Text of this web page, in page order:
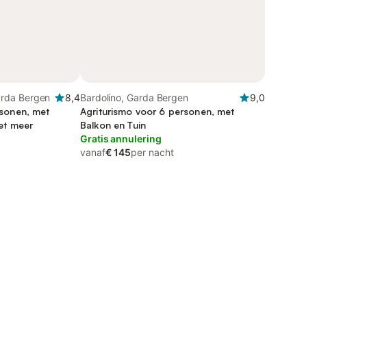
Bergen
8,4
met
meer
Bardolino, Garda Bergen
9,0
Agriturismo voor 6 personen, met
Balkon en Tuin
Gratis annulering
vanaf€ 145per nacht